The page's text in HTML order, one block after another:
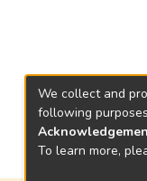
We collect and
following
To learn more,